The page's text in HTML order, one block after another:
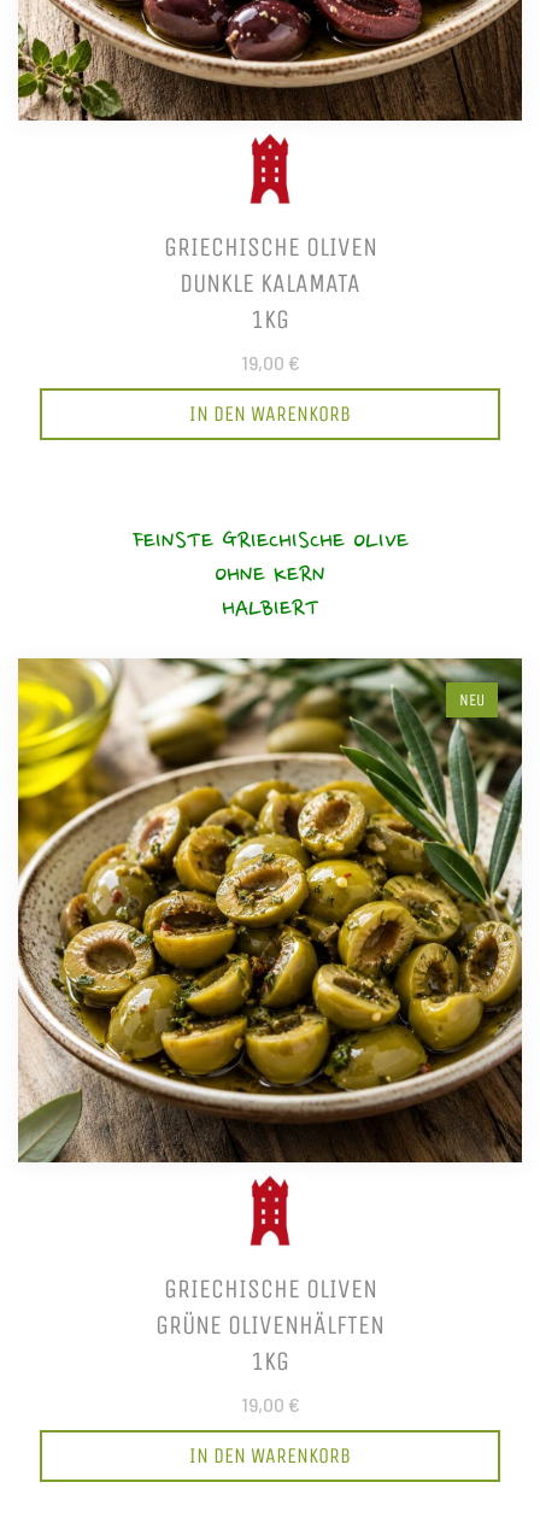
GRIECHISCHE OLIVEN
DUNKLE KALAMATA
1KG
19,00 €
IN DEN WARENKORB
FEINSTE GRIECHISCHE OLIVE
OHNE KERN
HALBIERT
NEU
GRIECHISCHE OLIVEN
GRÜNE OLIVENHÄLFTEN
1KG
19,00 €
IN DEN WARENKORB